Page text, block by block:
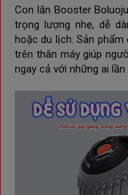
Con lăn Booster
trọng lượng nhẹ, dễ
hoặc du lịch. Sản
trên thân máy giúp
ngay cả với những ai